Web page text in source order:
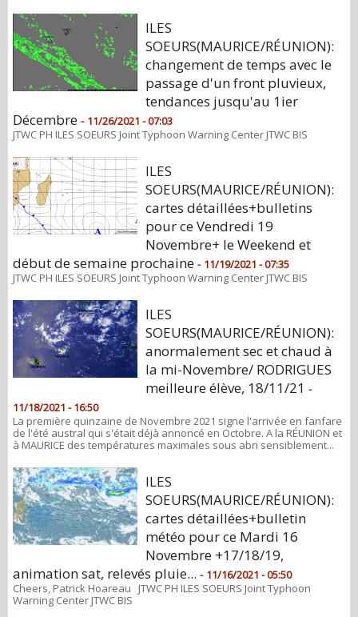
ILES
SOEURS(MAURICE/RÉUNION):
changement de temps avec le
passage d'un front pluvieux,
tendances jusqu'au 1ier
Décembre - 11/26/2021 - 07:03
JTWC PH ILES SOEURS Joint Typhoon Warning Center JTWC BIS
ILES
SOEURS(MAURICE/RÉUNION):
cartes détaillées+bulletins
pour ce Vendredi 19
Novembre+ le Weekend et
début de semaine prochaine - 11/19/2021 - 07:35
JTWC PH ILES SOEURS Joint Typhoon Warning Center JTWC BIS
ILES
SOEURS(MAURICE/RÉUNION):
anormalement sec et chaud à
la mi-Novembre/ RODRIGUES
meilleure élève, 18/11/21 -
11/18/2021 - 16:50
La première quinzaine de Novembre 2021 signe l'arrivée en fanfare
de l'été austral qui s'était déjà annoncé en Octobre. A la RÉUNION et
à MAURICE des températures maximales sous abri sensiblement...
ILES
SOEURS(MAURICE/RÉUNION):
cartes détaillées+bulletin
météo pour ce Mardi 16
Novembre +17/18/19,
animation sat, relevés pluie... - 11/16/2021 - 05:50
Cheers, Patrick Hoareau JTWC PH ILES SOEURS Joint Typhoon
Warning Center JTWC BIS